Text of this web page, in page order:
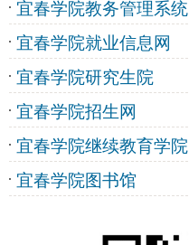
宜春学院教务管理系统
宜春学院就业信息网
宜春学院研究生院
宜春学院招生网
宜春学院继续教育学院
宜春学院图书馆